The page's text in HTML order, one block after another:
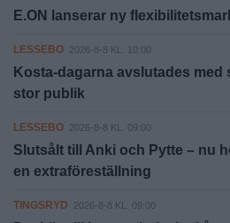
E.ON lanserar ny
LESSEBO 2026-8-8 KL. 10:00
Kosta-dagarna avslutades
stor publik
LESSEBO 2026-8-8 KL. 09:00
Slutsålt till Anki och Pytte – nu
en extraföreställning
TINGSRYD 2026-8-8 KL. 09:00